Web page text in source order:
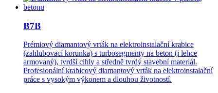
B7B
Prémiový diamantový vrták na elektroinstalační krabice
(zahlubovací korunka) s turbosegmenty na beton (i lehce
armovaný), tvrdší cihly a středně tvrdý stavební materiál.
Profesionální krabicový diamantový vrták na elektroinstalační
práce s vysokým výkonem a dlouhou životností.